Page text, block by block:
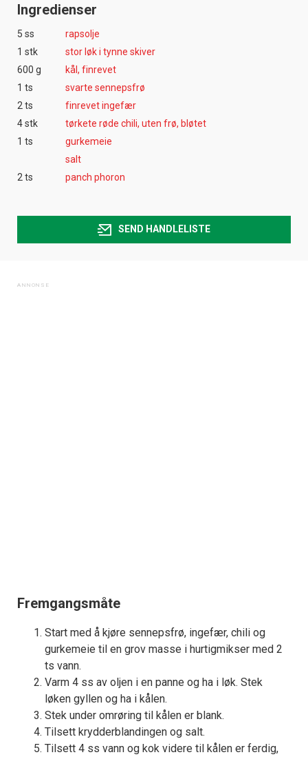
Ingredienser
5 ss
rapsolje
1 stk
stor løk i tynne skiver
600 g
kål, finrevet
1 ts
svarte sennepsfrø
2 ts
finrevet ingefær
4 stk
tørkete røde chili, uten frø, bløtet
1 ts
gurkemeie
salt
2 ts
panch phoron
SEND HANDLELISTE
Fremgangsmåte
Start med å kjøre sennepsfrø, ingefær, chili og
gurkemeie til en grov masse i hurtigmikser med 2
ts vann.
Varm 4 ss av oljen i en panne og ha i løk. Stek
løken gyllen og ha i kålen.
Stek under omrøring til kålen er blank.
Tilsett krydderblandingen og salt.
Tilsett 4 ss vann og kok videre til kålen er ferdig,